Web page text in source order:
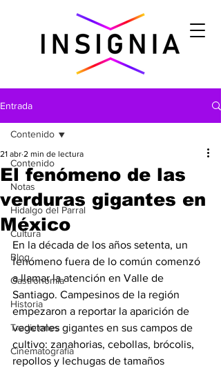
Entrada
Contenido
Notas
Hidalgo del Parral
Cultura
Blog
Gastronomìa
Historia
Tradiciones
Cinematografía
Contenido
El fenómeno de las
verduras gigantes en
México
21 abr 2 min de lectura
En la década de los años setenta, un
fenómeno fuera de lo común comenzó
a llamar la atención en Valle de
Santiago. Campesinos de la región
empezaron a reportar la aparición de
vegetales gigantes en sus campos de
cultivo: zanahorias, cebollas, brócolis,
repollos y lechugas de tamaños